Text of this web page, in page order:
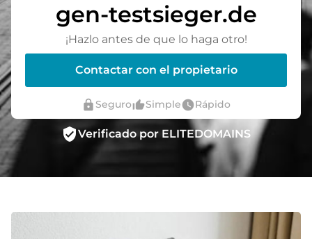
gen-testsieger.de
¡Hazlo antes de que lo haga otro!
Contactar con el propietario
lock Segurothumb_up_altSimplewatch_laterRápido
verified_userVerificado por ELITEDOMAINS